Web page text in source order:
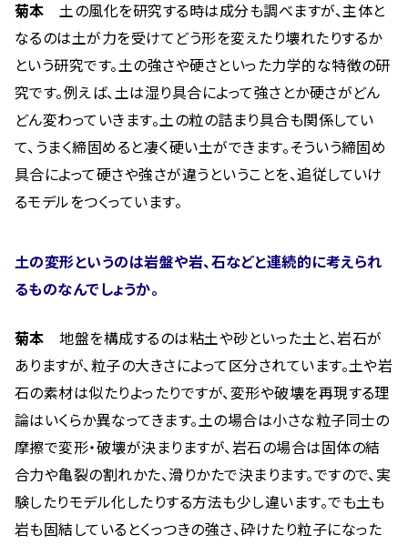
菊本 土の風化を研究する時は成分も調べますが、主体と
なるのは土が力を受けてどう形を変えたり壊れたりするか
という研究です。土の強さや硬さといった力学的な特徴の研
究です。例えば、土は湿り具合によって強さとか硬さがどん
どん変わっていきます。土の粒の詰まり具合も関係してい
て、うまく締固めると凄く硬い土ができます。そういう締固め
具合によって硬さや強さが違うということを、追従していけ
るモデルをつくっています。
土の変形というのは岩盤や岩、石などと連続的に考えられ
るものなんでしょうか。
菊本 地盤を構成するのは粘土や砂といった土と、岩石が
ありますが、粒子の大きさによって区分されています。土や岩
石の素材は似たりよったりですが、変形や破壊を再現する理
論はいくらか異なってきます。土の場合は小さな粒子同士の
摩擦で変形・破壊が決まりますが、岩石の場合は固体の結
合力や亀裂の割れかた、滑りかたで決まります。ですので、実
験したりモデル化したりする方法も少し違います。でも土も
岩も固結しているとくっつきの強さ、砕けたり粒子になった